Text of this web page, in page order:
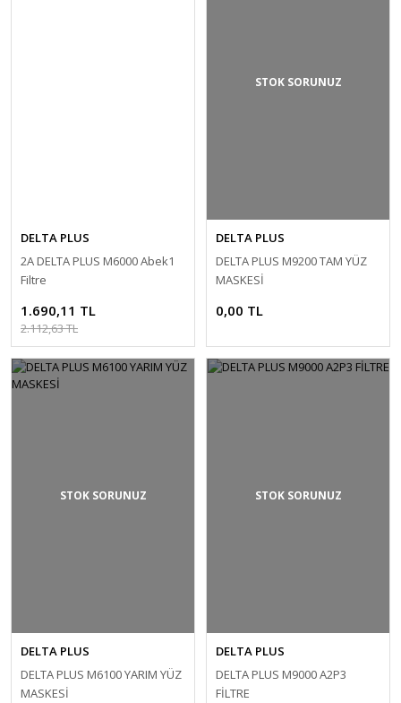
DELTA PLUS
2A DELTA PLUS M6000 Abek1
Filtre
1.690,11 TL
2.112,63 TL
STOK SORUNUZ
DELTA PLUS
DELTA PLUS M9200 TAM YÜZ
MASKESİ
0,00 TL
STOK SORUNUZ
DELTA PLUS
DELTA PLUS M6100 YARIM YÜZ
MASKESİ
STOK SORUNUZ
DELTA PLUS
DELTA PLUS M9000 A2P3
FİLTRE